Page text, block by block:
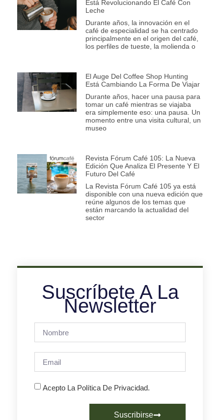
Está Revolucionando El Café Con
Leche
Durante años, la innovación en el
café de especialidad se ha centrado
principalmente en el origen del café,
los perfiles de tueste, la molienda o
El Auge Del Coffee Shop Hunting
Está Cambiando La Forma De Viajar
Durante años, hacer una pausa para
tomar un café mientras se viajaba
era simplemente eso: una pausa. Un
momento entre una visita cultural, un
museo
Revista Fórum Café 105: La Nueva
Edición Que Analiza El Presente Y El
Futuro Del Café
La Revista Fórum Café 105 ya está
disponible con una nueva edición que
reúne algunos de los temas que
están marcando la actualidad del
sector
Suscríbete A La
Newsletter
Acepto La Política De Privacidad.
Suscribirse